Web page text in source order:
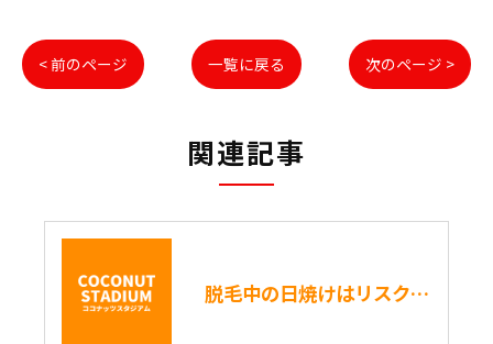
< 前のページ 一覧に戻る 次のページ >
関連記事
脱毛中の日焼けはリスクが高い？日焼けから脱毛までの休息期間は？